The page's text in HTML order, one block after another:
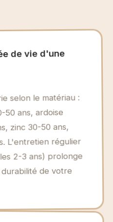
de vie d'une
selon le matériau :
50 ans, ardoise
zinc 30-50 ans,
L'entretien régulier
2-3 ans) prolonge
de votre